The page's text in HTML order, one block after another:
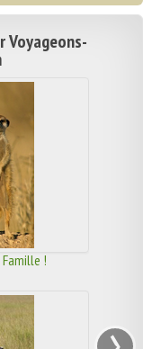
Voyageons-
!